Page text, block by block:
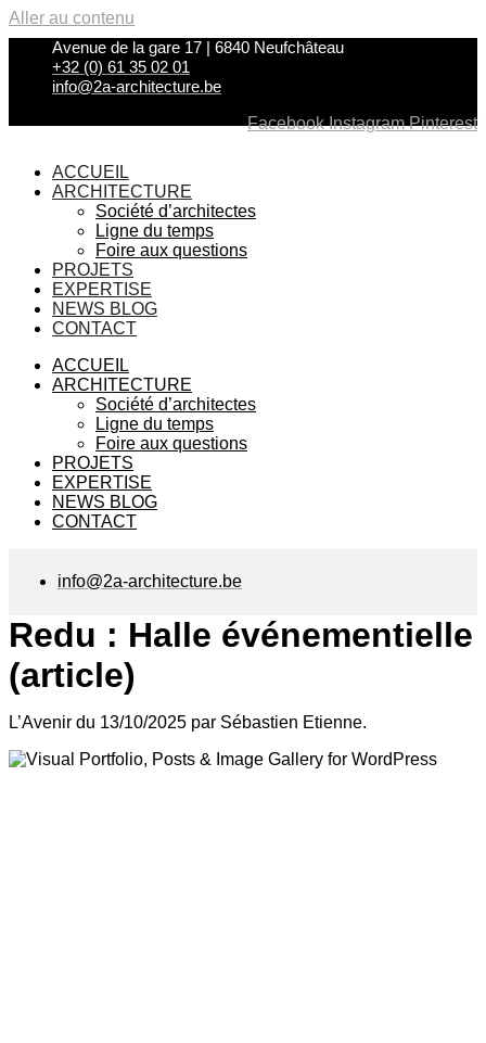
Aller au contenu
Avenue de la gare 17 | 6840 Neufchâteau
+32 (0) 61 35 02 01
info@2a-architecture.be
Facebook Instagram Pinterest
ACCUEIL
ARCHITECTURE
Société d’architectes
Ligne du temps
Foire aux questions
PROJETS
EXPERTISE
NEWS BLOG
CONTACT
ACCUEIL
ARCHITECTURE
Société d’architectes
Ligne du temps
Foire aux questions
PROJETS
EXPERTISE
NEWS BLOG
CONTACT
info@2a-architecture.be
Redu : Halle événementielle
(article)
L’Avenir du 13/10/2025 par Sébastien Etienne.